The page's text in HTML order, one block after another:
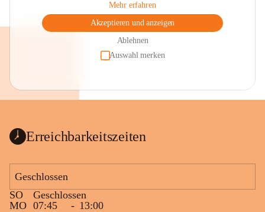
Mehr erfahren
Akzeptieren und anzeigen
Ablehnen
Auswahl merken
Erreichbarkeitszeiten
Geschlossen
SO
Geschlossen
MO 07:45 - 13:00